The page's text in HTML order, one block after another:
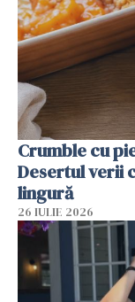
Crumble cu
Desertul verii
lingură
26 IULIE 2026